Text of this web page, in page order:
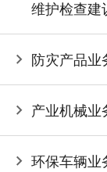
维护检查建
防灾产品业
产业机械业
环保车辆业